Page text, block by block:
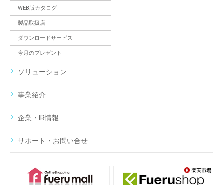
WEB版カタログ
製品取扱店
ダウンロードサービス
今月のプレゼント
ソリューション
事業紹介
企業・IR情報
サポート・お問い合せ